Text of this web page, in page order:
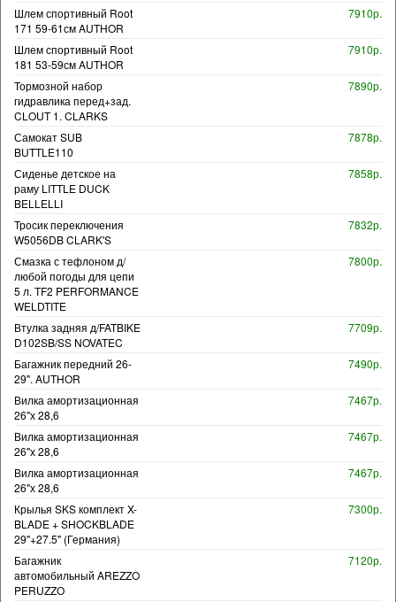
Шлем спортивный Root
171 59-61см AUTHOR
7910р.
Шлем спортивный Root
181 53-59см AUTHOR
7910р.
Тормозной набор
гидравлика перед+зад.
CLOUT 1. CLARKS
7890р.
Самокат SUB
BUTTLE110
7878р.
Сиденье детское на
раму LITTLE DUCK
BELLELLI
7858р.
Тросик переключения
W5056DB CLARK'S
7832р.
Смазка с тефлоном д/
любой погоды для цепи
5 л. TF2 PERFORMANCE
WELDTITE
7800р.
Втулка задняя д/FATBIKE
D102SB/SS NOVATEC
7709р.
Багажник передний 26-
29". AUTHOR
7490р.
Вилка амортизационная
26"х 28,6
7467р.
Вилка амортизационная
26"х 28,6
7467р.
Вилка амортизационная
26"х 28,6
7467р.
Крылья SKS комплект X-
BLADE + SHOCKBLADE
29"+27.5" (Германия)
7300р.
Багажник
автомобильный AREZZO
PERUZZO
7120р.